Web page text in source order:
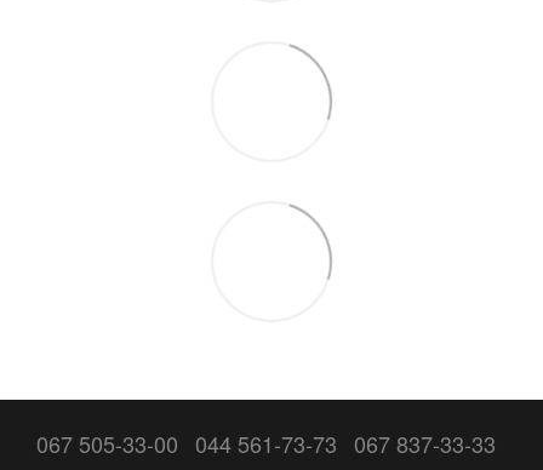
067 505-33-00 044 561-73-73 067 837-33-33